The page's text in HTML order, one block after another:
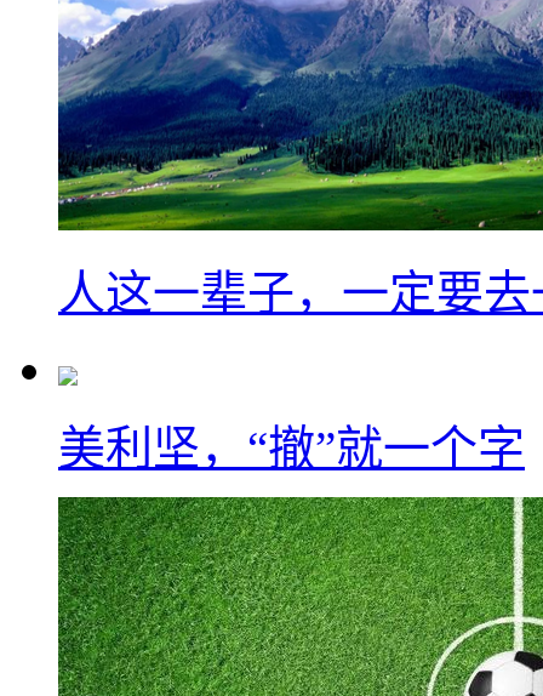
人这一辈子，一定要
美利坚，“撤”就一个字